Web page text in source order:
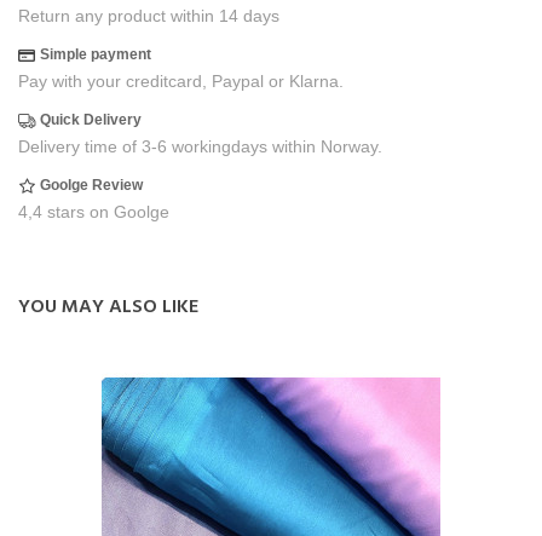
Return any product within 14 days
Simple payment
Pay with your creditcard, Paypal or Klarna.
Quick Delivery
Delivery time of 3-6 workingdays within Norway.
Goolge Review
4,4 stars on Goolge
YOU MAY ALSO LIKE